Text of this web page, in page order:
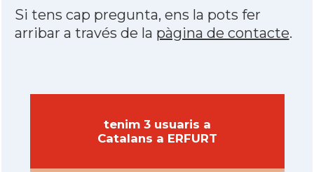
Si tens cap pregunta, ens la pots fer
arribar a través de la pàgina de contacte.
tenim 3 usuaris a
Catalans a ERFURT